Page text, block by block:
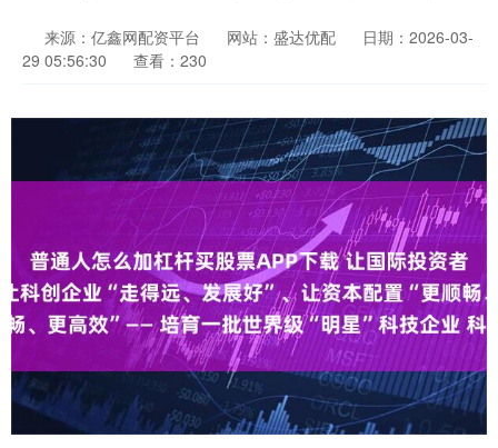
来源：亿鑫网配资平台 网站：盛达优配
日期：2026-03-
29 05:56:30
查看：230